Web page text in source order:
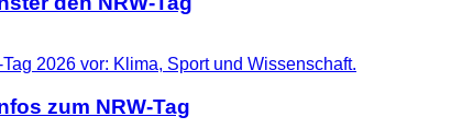
zum NRW-Tag